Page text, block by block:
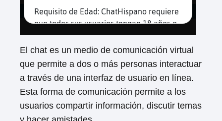
El chat es un medio de comunicación virtual
que permite a dos o más personas interactuar
a través de una interfaz de usuario en línea.
Esta forma de comunicación permite a los
usuarios compartir información, discutir temas